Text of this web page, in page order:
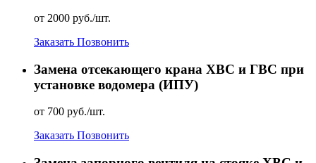
от 2000 руб./шт.
Заказать Позвонить
Замена отсекающего крана ХВС и ГВС при
установке водомера (ИПУ)
от 700 руб./шт.
Заказать Позвонить